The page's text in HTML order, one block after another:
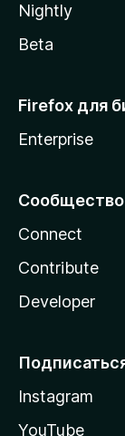
Nightly
Beta
Firefox для
Enterprise
Сообщество
Connect
Contribute
Developer
Instagram
YouTube